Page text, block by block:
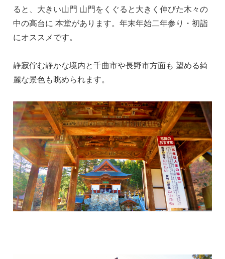
ると、大きい山門 山門をくぐると大きく伸びた木々の
中の高台に 本堂があります。年末年始二年参り・初詣
にオススメです。
静寂佇む静かな境内と千曲市や長野市方面も 望める綺
麗な景色も眺められます。